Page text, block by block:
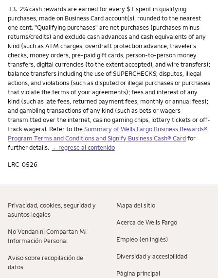
Nota
13. 2% cash rewards are earned for every $1 spent in qualifying
purchases, made on Business Card account(s), rounded to the nearest
one cent. "Qualifying purchases" are net purchases (purchases minus
returns/credits) and exclude cash advances and cash equivalents of any
kind (such as ATM charges, overdraft protection advance, traveler’s
checks, money orders, pre-paid gift cards, person-to-person money
transfers, digital currencies (to the extent accepted), and wire transfers);
balance transfers including the use of SUPERCHECKS; disputes, illegal
actions, and violations (such as disputed or illegal purchases or purchases
that violate the terms of your agreements); fees and interest of any
kind (such as late fees, returned payment fees, monthly or annual fees);
and gambling transactions of any kind (such as bets or wagers
transmitted over the internet, casino gaming chips, lottery tickets or off-
track wagers). Refer to theSummary of Wells Fargo Business Rewards®
Program Terms and Conditions and Signify Business Cash® Cardfor
further details. ←regrese al contenido
LRC-0526
Privacidad, cookies, seguridad y
asuntos legales
No Vendan ni Compartan Mi
Información Personal
Aviso sobre recopilaciؚón de
datos
Mapa del sitio
Acerca de Wells Fargo
Empleo (en inglés)
Diversidad y accesibilidad
Página principal